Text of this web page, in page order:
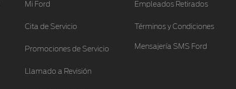
Mi Ford
Cita de Servicio
Promociones de Servicio
Llamado a Revisión
Empleados Retirados
Términos y Condiciones
Mensajería SMS Ford